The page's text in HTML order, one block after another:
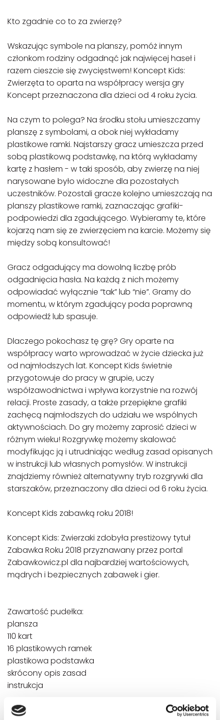
Kto zgadnie co to za zwierzę?
Wskazując symbole na planszy, pomóż innym
członkom rodziny odgadnąć jak najwięcej haseł i
razem cieszcie się zwycięstwem! Koncept Kids:
Zwierzęta to oparta na współpracy wersja gry
Koncept przeznaczona dla dzieci od 4 roku życia.
Na czym to polega? Na środku stołu umieszczamy
planszę z symbolami, a obok niej wykładamy
plastikowe ramki. Najstarszy gracz umieszcza przed
sobą plastikową podstawkę, na którą wykładamy
kartę z hasłem - w taki sposób, aby zwierzę na niej
narysowane było widoczne dla pozostałych
uczestników. Pozostali gracze kolejno umieszczają na
planszy plastikowe ramki, zaznaczając grafiki-
podpowiedzi dla zgadującego. Wybieramy te, które
kojarzą nam się ze zwierzęciem na karcie. Możemy się
między sobą konsultować!
Gracz odgadujący ma dowolną liczbę prób
odgadnięcia hasła. Na każdą z nich możemy
odpowiadać wyłącznie “tak” lub “nie”. Gramy do
momentu, w którym zgadujący poda poprawną
odpowiedź lub spasuje.
Dlaczego pokochasz tę grę? Gry oparte na
współpracy warto wprowadzać w życie dziecka już
od najmłodszych lat. Koncept Kids świetnie
przygotowuje do pracy w grupie, uczy
współzawodnictwa i wpływa korzystnie na rozwój
relacji. Proste zasady, a także przepiękne grafiki
zachęcą najmłodszych do udziału we wspólnych
aktywnościach. Do gry możemy zaprosić dzieci w
różnym wieku! Rozgrywkę możemy skalować
modyfikując ją i utrudniając według zasad opisanych
w instrukcji lub własnych pomysłów. W instrukcji
znajdziemy również alternatywny tryb rozgrywki dla
starszaków, przeznaczony dla dzieci od 6 roku życia.
Koncept Kids zabawką roku 2018!
Koncept Kids: Zwierzaki zdobyła prestiżowy tytuł
Zabawka Roku 2018 przyznawany przez portal
Zabawkowicz.pl dla najbardziej wartościowych,
mądrych i bezpiecznych zabawek i gier.
Zawartość pudełka:
plansza
110 kart
16 plastikowych ramek
plastikowa podstawka
skrócony opis zasad
instrukcja
Gra dla dzieci w wieku od 4 lat. Ilość graczy: 4-12